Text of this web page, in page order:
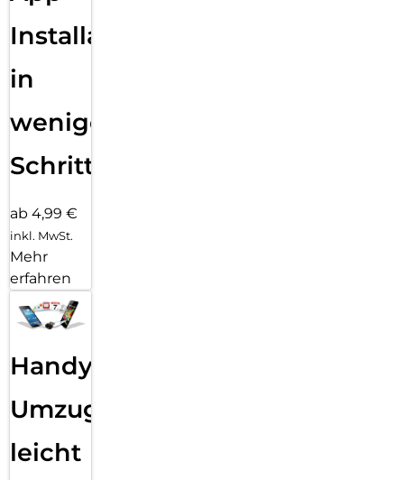
Installation
in
wenigen
Schritten
ab 4,99 €
inkl. MwSt.
Mehr
erfahren
Handy
Umzug
leicht